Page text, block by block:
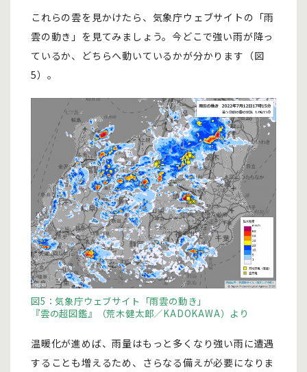
これらの雲を見かけたら、気象庁ウェブサイトの「雨
雲の動き」を見てみましょう。今どこで強い雨が降っ
ているか、どちらへ動いているかが分かります（図
5）。
図5：気象庁ウェブサイト「雨雲の動き」
『雲の超図鑑』（荒木健太郎／KADOKAWA）より
温暖化が進めば、雨量はもっと多くなり強い雨に遭遇
することも増えるため、さらなる備えが必要になりま